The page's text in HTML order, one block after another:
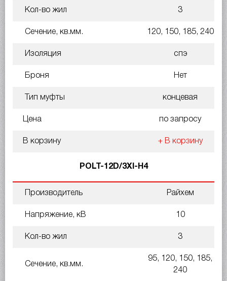
Кол-во жил 3
Сечение, кв.мм. 120, 150, 185, 240
Изоляция спэ
Броня Нет
Тип муфты концевая
Цена по запросу
В корзину + В корзину
POLT-12D/3XI-H4
Производитель Райхем
Напряжение, кВ 10
Кол-во жил 3
Сечение, кв.мм.
95, 120, 150, 185,
240